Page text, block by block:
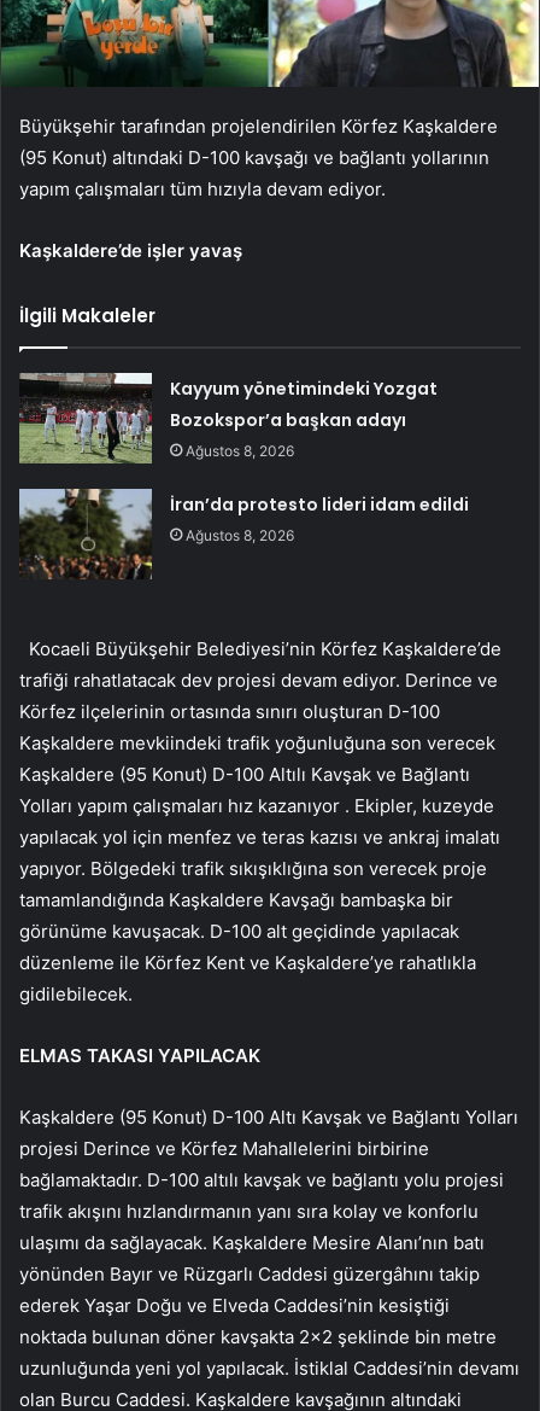
Büyükşehir tarafından projelendirilen Körfez Kaşkaldere
(95 Konut) altındaki D-100 kavşağı ve bağlantı yollarının
yapım çalışmaları tüm hızıyla devam ediyor.
Kaşkaldere’de işler yavaş
İlgili Makaleler
Kayyum yönetimindeki Yozgat
Bozokspor’a başkan adayı
Ağustos 8, 2026
İran’da protesto lideri idam edildi
Ağustos 8, 2026
Kocaeli Büyükşehir Belediyesi’nin Körfez Kaşkaldere’de
trafiği rahatlatacak dev projesi devam ediyor. Derince ve
Körfez ilçelerinin ortasında sınırı oluşturan D-100
Kaşkaldere mevkiindeki trafik yoğunluğuna son verecek
Kaşkaldere (95 Konut) D-100 Altılı Kavşak ve Bağlantı
Yolları yapım çalışmaları hız kazanıyor . Ekipler, kuzeyde
yapılacak yol için menfez ve teras kazısı ve ankraj imalatı
yapıyor. Bölgedeki trafik sıkışıklığına son verecek proje
tamamlandığında Kaşkaldere Kavşağı bambaşka bir
görünüme kavuşacak. D-100 alt geçidinde yapılacak
düzenleme ile Körfez Kent ve Kaşkaldere’ye rahatlıkla
gidilebilecek.
ELMAS TAKASI YAPILACAK
Kaşkaldere (95 Konut) D-100 Altı Kavşak ve Bağlantı Yolları
projesi Derince ve Körfez Mahallelerini birbirine
bağlamaktadır. D-100 altılı kavşak ve bağlantı yolu projesi
trafik akışını hızlandırmanın yanı sıra kolay ve konforlu
ulaşımı da sağlayacak. Kaşkaldere Mesire Alanı’nın batı
yönünden Bayır ve Rüzgarlı Caddesi güzergâhını takip
ederek Yaşar Doğu ve Elveda Caddesi’nin kesiştiği
noktada bulunan döner kavşakta 2×2 şeklinde bin metre
uzunluğunda yeni yol yapılacak. İstiklal Caddesi’nin devamı
olan Burcu Caddesi. Kaşkaldere kavşağının altındaki